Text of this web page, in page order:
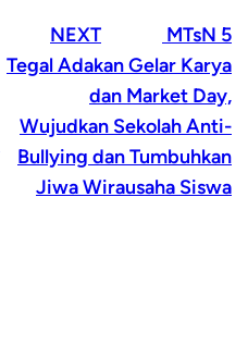
NEXT
MTsN 5
Tegal Adakan Gelar Karya
dan Market Day,
Wujudkan Sekolah Anti-
Bullying dan Tumbuhkan
Jiwa Wirausaha Siswa